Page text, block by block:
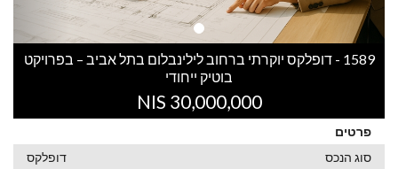
1589 - דופלקס יוקרתי ברחוב לילינבלום בתל אביב – בפרויקט
בוטיק ייחודי
30,000,000 NIS
פרטים
סוג הנכס
דופלקס